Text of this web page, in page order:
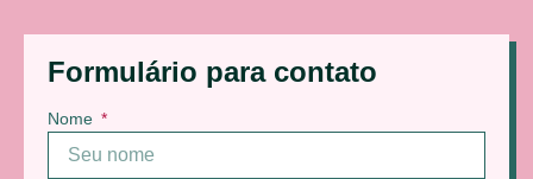
Formulário para contato
Nome